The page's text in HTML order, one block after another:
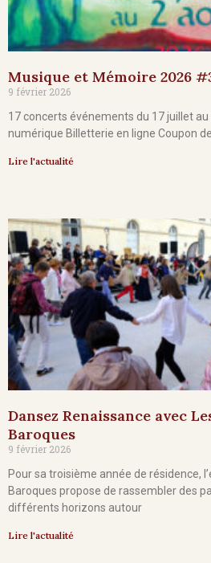
Musique et Mémoire 2026
9 février 2026
17 concerts événements du 17 juillet
numérique Billetterie en ligne Coupon
Lire l'actualité
Dansez Renaissance avec
Baroques
9 février 2026
Pour sa troisième année de résidence,
Baroques propose de rassembler des
différents horizons autour
Lire l'actualité